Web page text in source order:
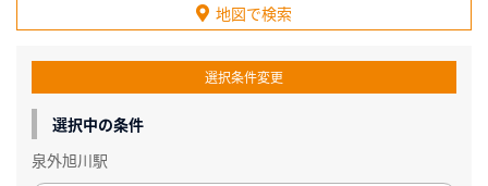
地図で検索
選択条件変更
選択中の条件
泉外旭川駅